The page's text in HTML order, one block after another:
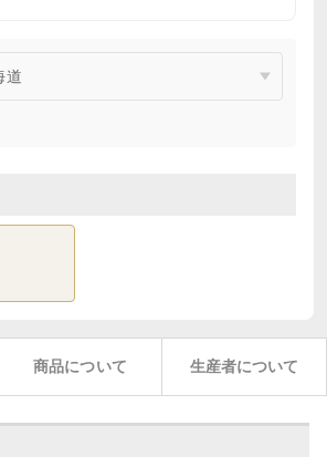
商品について 生産者について